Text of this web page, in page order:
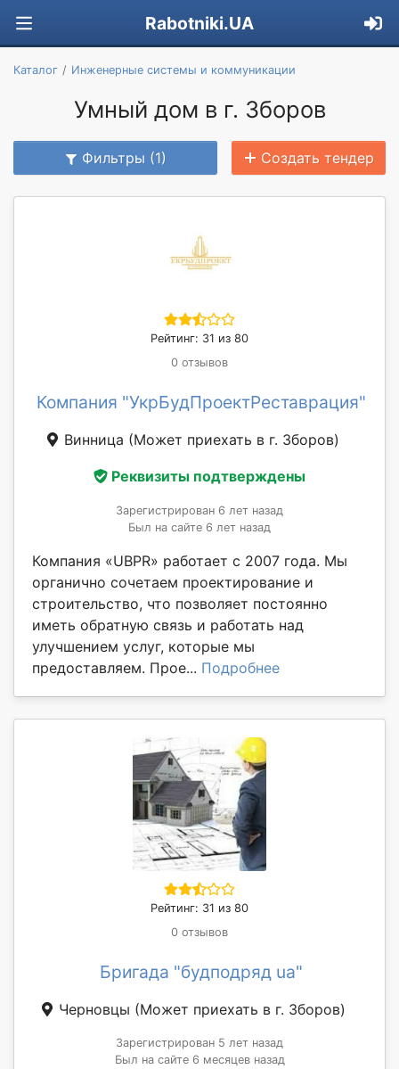
Rabotniki.UA
Каталог Инженерные системы и коммуникации
Умный дом в г. Зборов
Фильтры (1) Создать тендер
Рейтинг: 31 из 80
0 отзывов
Компания "УкрБудПроектРеставрация"
Винница (Может приехать в г. Зборов)
Реквизиты подтверждены
Зарегистрирован 6 лет назад
Был на сайте 6 лет назад
Компания «UBPR» работает с 2007 года. Мы
органично сочетаем проектирование и
строительство, что позволяет постоянно
иметь обратную связь и работать над
улучшением услуг, которые мы
предоставляем. Прое... Подробнее
Рейтинг: 31 из 80
0 отзывов
Бригада "будподряд ua"
Черновцы (Может приехать в г. Зборов)
Зарегистрирован 5 лет назад
Был на сайте 6 месяцев назад